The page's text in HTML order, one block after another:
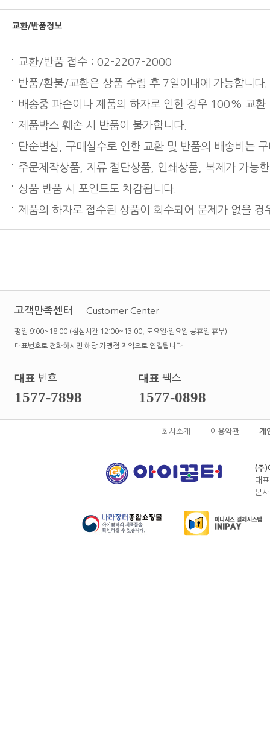
교환/반품정보
교환/반품 접수 : 02-2207-2000
반품/환불/교환은 상품 수령 후 7일이내에 가능합니다.
배송중 파손이나 제품의 하자로 인한 경우 100% 교환
제품박스 훼손 시 반품이 불가합니다.
단순변심, 구매실수로 인한 교환 및 반품의 배송비는
주문제작상품, 지류 절단상품, 인쇄상품, 복제가 가능
상품 반품 시 포인트도 차감됩니다.
제품의 하자로 접수된 상품이 회수되어 문제가 없을
고객만족센터 Customer Center
평일 9:00~18:00 (점심시간 12:00~13:00, 토요일·일요일·공휴일 휴무)
대표번호로 전화하시면 해당 가맹점 지역으로 연결됩니다.
대표 번호
1577-7898
대표 팩스
1577-0898
회사소개 이용약관 개
(주)
대
본